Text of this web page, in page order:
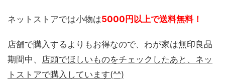
ネットストアでは小物は5000円以上で送料無料！
店舗で購入するよりもお得なので、わが家は無印良品
期間中、 店頭でほしいものをチェックしたあと、ネッ
トストアで購入しています(^^)